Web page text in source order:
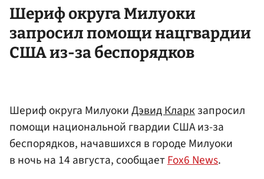
Шериф округа Милуоки
запросил помощи нацгвардии
США из-за беспорядков
Шериф округа МилуокиДэвид Кларкзапросил
помощи национальной гвардии США из-за
беспорядков, начавшихся в городе Милуоки
в ночь на 14 августа, сообщаетFox6 News.